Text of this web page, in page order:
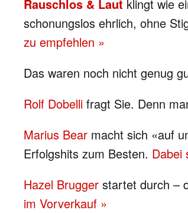
Rauschlos & Laut klingt wie
schonungslos ehrlich, ohne
zu empfehlen »
Das waren noch nicht genug
Rolf Dobelli fragt Sie. Denn
Marius Bear macht sich «auf
Erfolgshits zum Besten. Dabei
Hazel Brugger startet durch –
im Vorverkauf »